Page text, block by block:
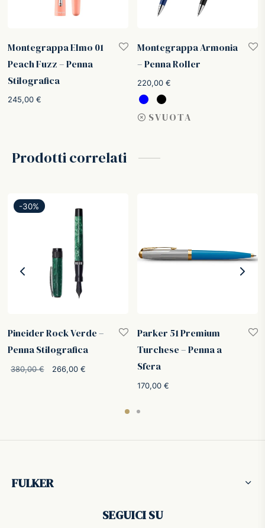
Montegrappa Elmo 01
Peach Fuzz – Penna
Stilografica
245,00 €
Montegrappa Armonia
– Penna Roller
220,00 €
SVUOTA
Prodotti correlati
-30%
Pineider Rock Verde –
Penna Stilografica
380,00€
Il prezzo
266,00 €
Parker 51 Premium
Turchese – Penna a
Sfera
170,00 €
FULKER
SEGUICI SU